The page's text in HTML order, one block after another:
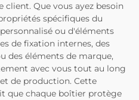
client. Que vous ayez besoin
spécifiques du
ou d'éléments
de fixation internes, des
des éléments de marque,
avec vous tout au long
de production. Cette
que chaque boîtier protège